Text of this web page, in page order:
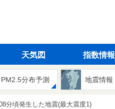
天気図 指数情報
PM2.5分布予測 地震情報
分頃発生した地震(最大震度1)